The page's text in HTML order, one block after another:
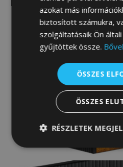
azokat más
biztosított számukra,
szolgáltatásaik Ön
gyűjtöttek össze.
ÖSSZES
ÖSSZES
RÉSZLETEK
Elengedhetetlenül
szükséges